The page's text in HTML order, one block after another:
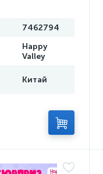
7462794
Happy
Valley
Китай